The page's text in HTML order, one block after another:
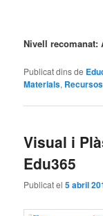
Nivell recomanat:
Publicat dins de
Materials, Recursos
Visual i
Edu365
Publicat el5 abril